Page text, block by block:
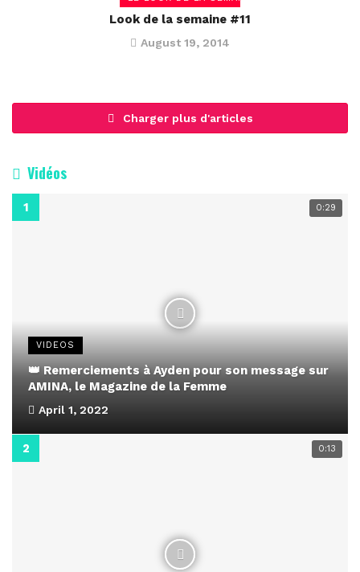
Look de la semaine #11
August 19, 2014
Charger plus d'articles
Vidéos
0:29
VIDEOS
👑 Remerciements à Ayden pour son message sur
AMINA, le Magazine de la Femme
April 1, 2022
0:13